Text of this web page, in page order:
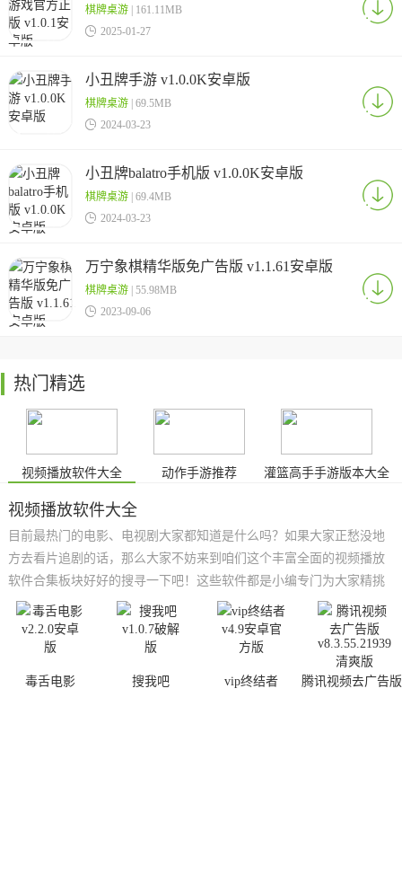
棋牌桌游| 161.11MB
 2025-01-27
小丑牌手游 v1.0.0K安卓版
棋牌桌游| 69.5MB
 2024-03-23
小丑牌balatro手机版 v1.0.0K安卓版
棋牌桌游| 69.4MB
 2024-03-23
万宁象棋精华版免广告版 v1.1.61安卓版
棋牌桌游| 55.98MB
 2023-09-06
热门精选
视频播放软件大全 动作手游推荐 灌篮高手手游版本大全
视频播放软件大全
目前最热门的电影、电视剧大家都知道是什么吗？如果大家正愁没地
方去看片追剧的话，那么大家不妨来到咱们这个丰富全面的视频播放
软件合集板块好好的搜寻一下吧！这些软件都是小编专门为大家精挑
细选出来的精品观影软件！大家可以在它们这之中尽情感受看电影、
追电视剧的无限快乐，并且小编还将会继续为大家搜集更多的优质播
放软件下载资源，欢迎感兴趣的朋友们前来下载关注！
毒舌电影 搜我吧 vip终结者 腾讯视频去广告版